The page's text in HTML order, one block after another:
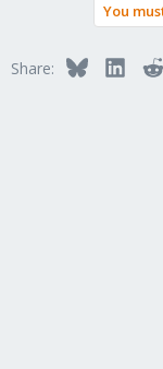
o
You
Share: Bluesky